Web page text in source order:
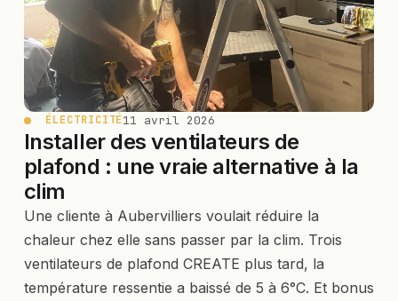
ÉLECTRICITÉ11 avril 2026
Installer des ventilateurs de
plafond : une vraie alternative à la
clim
Une cliente à Aubervilliers voulait réduire la
chaleur chez elle sans passer par la clim. Trois
ventilateurs de plafond CREATE plus tard, la
température ressentie a baissé de 5 à 6°C. Et bonus